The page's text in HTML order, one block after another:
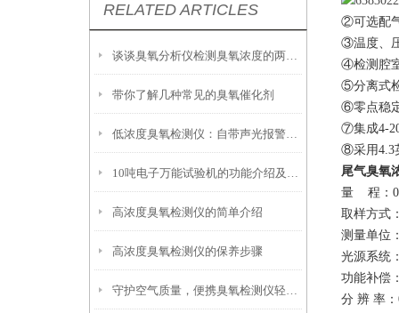
RELATED ARTICLES
谈谈臭氧分析仪检测臭氧浓度的两种方法
带你了解几种常见的臭氧催化剂
低浓度臭氧检测仪：自带声光报警功能，超标时自动提醒，保障人员呼吸安全
10吨电子万能试验机的功能介绍及安装注意事项
高浓度臭氧检测仪的简单介绍
高浓度臭氧检测仪的保养步骤
守护空气质量，便携臭氧检测仪轻松上阵
②可选配
③温度、
④检测腔
⑤分离式
⑥零点稳
⑦集成4-
⑧采用4.3
尾气臭氧
量
程：
取样方式
测量单位
光源系统
功能补偿
分 辨 率：